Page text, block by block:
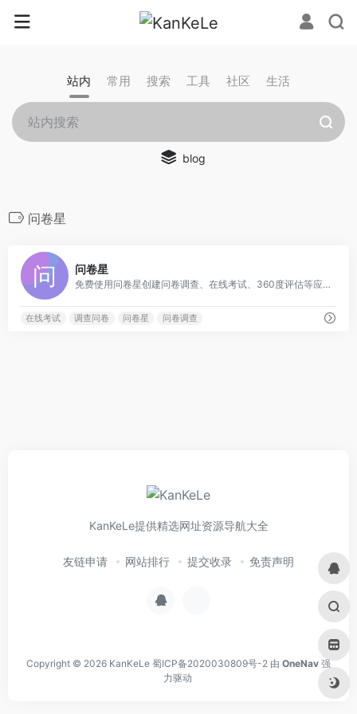
站内 常用 搜索 工具 社区 生活
blog
问卷星
问卷星
免费使用问卷星创建问卷调查、在线考试、360度评估等应用；问卷星提供2700万问卷调查模板；统计分析报告和原始答卷可免费下载；问卷星支持手机填写、微信群发、红包抽奖、自定义域名等功能；超过18亿人次在问卷星上填写问卷调查。
在线考试 调查问卷 问卷星 问卷调查
KanKeLe提供精选网址资源导航大全
友链申请 网站排行 提交收录 免责声明
Copyright © 2026 KanKeLe 蜀ICP备2020030809号-2 由 OneNav 强
力驱动